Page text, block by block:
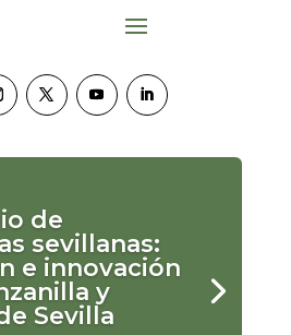
de
sevillanas:
e innovación
y
Sevilla